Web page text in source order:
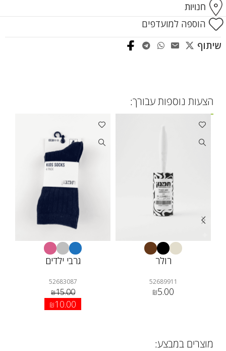
חנויות
הוספה למועדפים
שיתוף
הצעות נוספות עבורך:
רולר
52689911
₪5.00
גרבי ילדים
52683087
₪15.00
₪10.00
מוצרים במבצע: